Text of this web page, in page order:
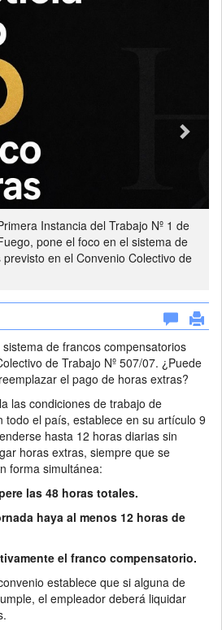
Instancia del Trabajo Nº 1 de
pone el foco en el sistema de
en el Convenio Colectivo de
de francos compensatorios
de Trabajo Nº 507/07. ¿Puede
el pago de horas extras?
las condiciones de trabajo de
todo el país, establece en su artículo 9
hasta 12 horas diarias sin
horas extras, siempre que se
forma simultánea:
las 48 horas totales.
haya al menos 12 horas de
el franco compensatorio.
establece que si alguna de
el empleador deberá liquidar